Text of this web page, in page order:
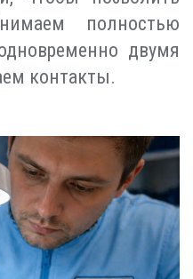
полностью
двумя
контакты.